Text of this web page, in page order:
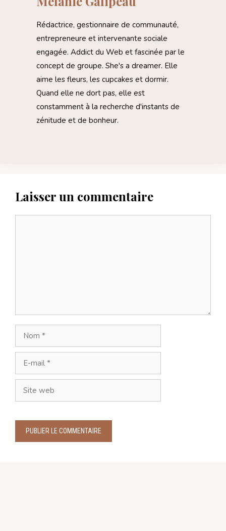
Rédactrice, gestionnaire de communauté,
entrepreneure et intervenante sociale
engagée. Addict du Web et fascinée par le
concept de groupe. She's a dreamer. Elle
aime les fleurs, les cupcakes et dormir.
Quand elle ne dort pas, elle est
constamment à la recherche d'instants de
zénitude et de bonheur.
Laisser un commentaire
Nom
mail
Site
web